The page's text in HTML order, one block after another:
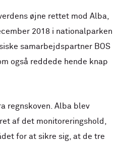
øjne rettet mod Alba,
2018 i nationalparken
samarbejdspartner BOS
også reddede hende knap
regnskoven. Alba blev
af det monitoreringshold,
for at sikre sig, at de tre